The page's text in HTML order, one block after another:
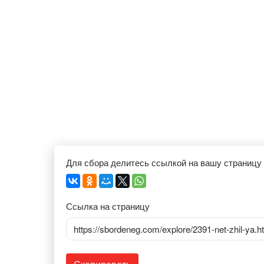
Для сбора делитесь ссылкой на вашу страницу
Ссылка на страницу
https://sbordeneg.com/explore/2391-net-zhil-